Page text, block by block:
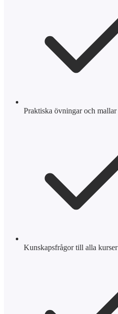
Praktiska övningar och mallar
Kunskapsfrågor till alla kurser